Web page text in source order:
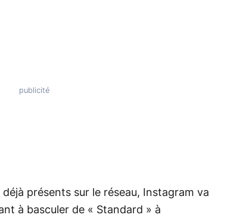
présents sur le réseau, Instagram va
à basculer de « Standard » à